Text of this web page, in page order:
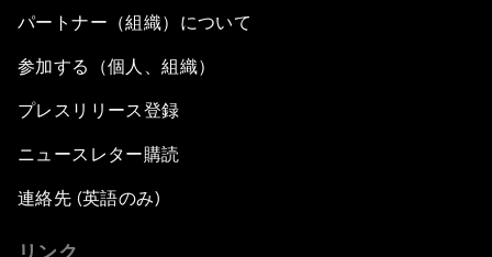
パートナー（組織）について
参加する（個人、組織）
プレスリリース登録
ニュースレター購読
連絡先 (英語のみ)
リンク